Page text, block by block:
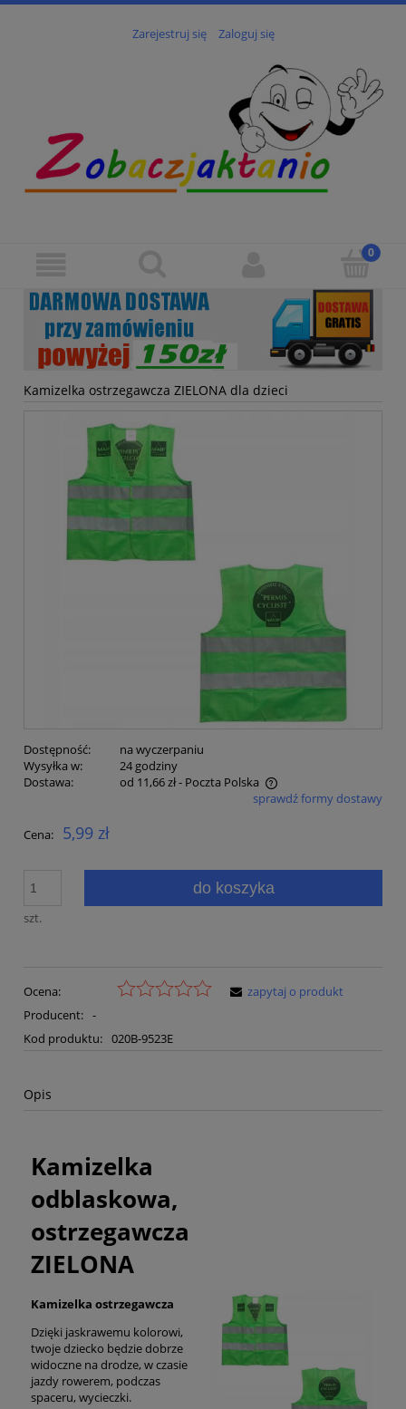
Zarejestruj się Zaloguj się
Kamizelka ostrzegawcza ZIELONA dla dzieci
Dostępność:
na wyczerpaniu
Wysyłka w:
24 godziny
Dostawa:
od 11,66 zł- Poczta Polska
Cena nie zawiera ewentualnych kosztów płatnościsprawdź formy dostawy
Cena: 5,99 zł
szt.
do koszyka
Ocena:
Producent: -
Kod produktu: 020B-9523E
zapytaj o produkt
Opis
Kamizelka
odblaskowa,
ostrzegawcza
ZIELONA
Kamizelka ostrzegawcza
Dzięki jaskrawemu kolorowi,
twoje dziecko będzie dobrze
widoczne na drodze, w czasie
jazdy rowerem, podczas
spaceru, wycieczki.